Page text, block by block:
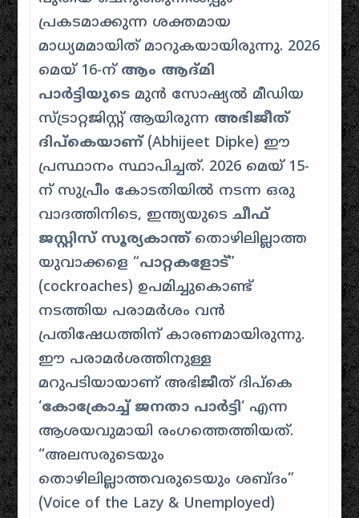
പ്രകടമാക്കുന്ന ശക്തമായ
മാധ്യമമായിത് മാറുകയായിരുന്നു. 2026
മെയ് 16-ന് ആം ആദ്മി
പാർട്ടിയുടെ മുൻ സോഷ്യൽ മീഡിയ
സ്ട്രാറ്റജിസ്റ്റ് ആയിരുന്ന അഭിജീത്
ദിപ്കെയാണ്(Abhijeet Dipke) ഈ
പ്രസ്ഥാനം സ്ഥാപിച്ചത്. 2026 മെയ് 15-
ന് സുപ്രീം കോടതിയിൽ നടന്ന ഒരു
വാദത്തിനിടെ, ഇന്ത്യയുടെചീഫ്
ജസ്റ്റിസ് സൂര്യകാന്ത്തൊഴിലില്ലാത്ത
യുവാക്കളെ “പാറ്റകളോട്”
(cockroaches) ഉപമിച്ചുകൊണ്ട്
നടത്തിയ പരാമർശം വൻ
പ്രതിഷേധത്തിന് കാരണമായിരുന്നു.
ഈ പരാമർശത്തിനുള്ള
മറുപടിയായാണ് അഭിജീത് ദിപ്കെ
‘കോക്രോച്ച് ജനതാ പാർട്ടി‘ എന്ന
ആശയവുമായി രംഗത്തെത്തിയത്.
“അലസരുടെയും
തൊഴിലില്ലാത്തവരുടെയും ശബ്ദം”
(Voice of the Lazy & Unemployed)